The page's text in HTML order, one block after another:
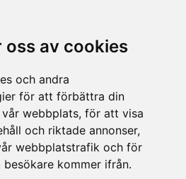
oss av cookies
och andra
för att förbättra din
webbplats, för att visa
och riktade annonser,
webbplatstrafik och för
kommer ifrån.